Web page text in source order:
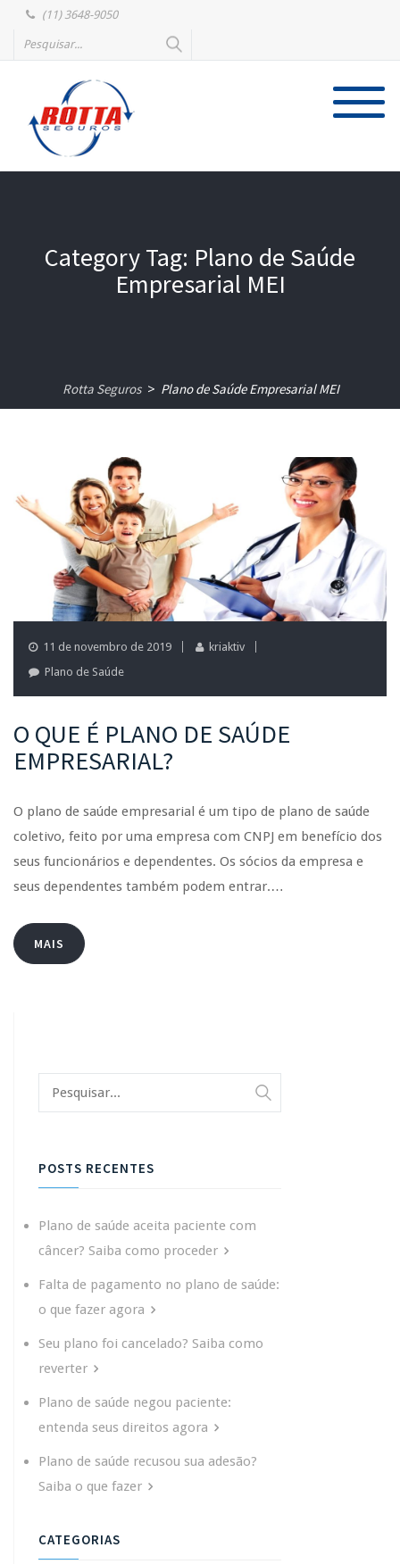
(11) 3648-9050
Category Tag: Plano de Saúde
Empresarial MEI
Rotta Seguros > Plano de Saúde Empresarial MEI
11 de novembro de 2019
kriaktiv
Plano de Saúde
O QUE É PLANO DE SAÚDE
EMPRESARIAL?
O plano de saúde empresarial é um tipo de plano de saúde
coletivo, feito por uma empresa com CNPJ em benefício dos
seus funcionários e dependentes. Os sócios da empresa e
seus dependentes também podem entrar.…
MAIS
POSTS RECENTES
Plano de saúde aceita paciente com
câncer? Saiba como proceder
Falta de pagamento no plano de saúde:
o que fazer agora
Seu plano foi cancelado? Saiba como
reverter
Plano de saúde negou paciente:
entenda seus direitos agora
Plano de saúde recusou sua adesão?
Saiba o que fazer
CATEGORIAS